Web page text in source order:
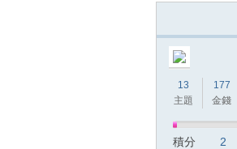
13
主題
177
金錢
積分 2